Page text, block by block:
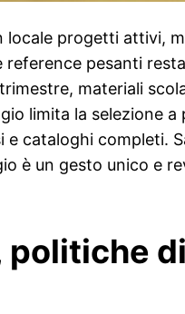
progetti attivi,
reference pesanti
materiali
limita la selezione
e cataloghi completi.
è un gesto unico e
politiche